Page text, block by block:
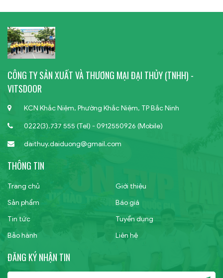
CÔNG TY SẢN XUẤT VÀ THƯƠNG MẠI ĐẠI THỦY (TNHH) -
VITSDOOR
KCN Khắc Niệm, Phường Khắc Niệm, TP Bắc Ninh
0222(3).737 555 (Tel) - 0912550926 (Mobile)
daithuy.daiduong@gmail.com
THÔNG TIN
Trang chủ
Giới thiệu
Sản phẩm
Báo giá
Tin tức
Tuyển dụng
Bảo hành
Liên hệ
ĐĂNG KÝ NHẬN TIN